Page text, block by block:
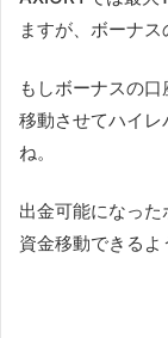
ますが、ボーナス
もしボーナスの
移動させてハイレ
ね。
出金可能になった
資金移動できるよ